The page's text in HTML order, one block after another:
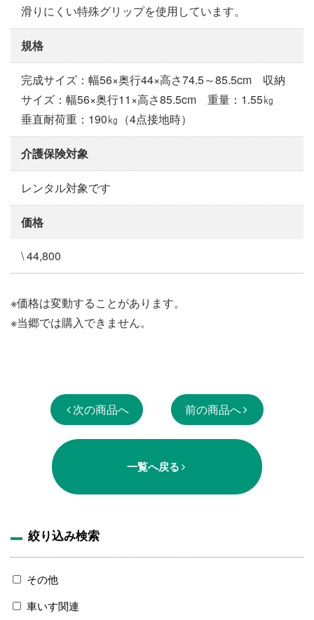
滑りにくい特殊グリップを使用しています。
規格
完成サイズ：幅56×奥行44×高さ74.5～85.5cm 収納
サイズ：幅56×奥行11×高さ85.5cm 重量：1.55㎏
垂直耐荷重：190㎏（4点接地時）
介護保険対象
レンタル対象です
価格
\ 44,800
※価格は変動することがあります。
※当郷では購入できません。
次の商品へ 前の商品へ
一覧へ戻る
絞り込み検索
その他
車いす関連